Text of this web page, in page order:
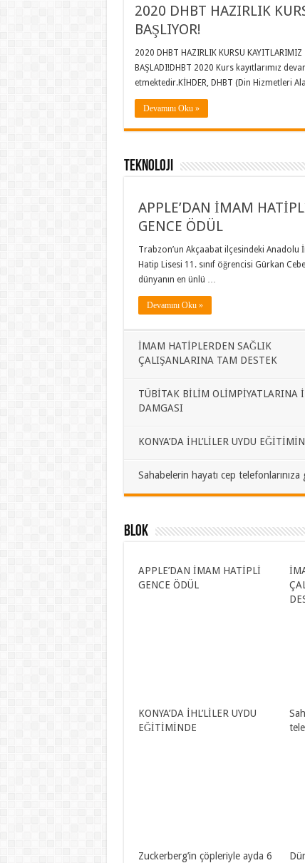
2020 DHBT HAZIRLIK
BAŞLIYOR!
2020 DHBT HAZIRLIK KURSU KAYITLARIMIZ
BAŞLADI!DHBT 2020 Kurs kayıtlarımız
etmektedir.KİHDER, DHBT (Din Hizmetleri
Devamını Oku »
Teknoloji
APPLE’DAN İMAM
GENCE ÖDÜL
Trabzon’un Akçaabat ilçesindeki Anadolu
Hatip Lisesi 11. sınıf öğrencisi Gürkan
dünyanın en ünlü …
Devamını Oku »
İMAM HATİPLERDEN SAĞLIK
ÇALIŞANLARINA TAM DESTEK
TÜBİTAK BİLİM OLİMPİYATLARINA
DAMGASI
KONYA’DA İHL’LİLER UYDU
Sahabelerin hayatı cep telefonlarınıza
BLOK
APPLE’DAN İMAM HATİPLİ
GENCE ÖDÜL
KONYA’DA İHL’LİLER UYDU
EĞİTİMİNDE
Zuckerberg’in çöpleriyle ayda 6